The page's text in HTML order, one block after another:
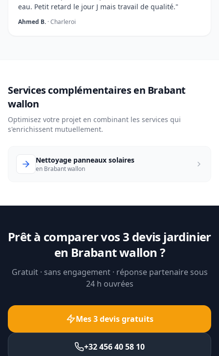
eau. Petit retard le jour J mais travail de qualité."
Ahmed B. · Charleroi
Services complémentaires en Brabant
wallon
Optimisez votre projet en combinant les services qui
s'enrichissent mutuellement.
Nettoyage panneaux solaires
en Brabant wallon
Prêt à comparer vos 3 devis jardinier
en Brabant wallon ?
Gratuit · sans engagement · réponse partenaire sous
24 h ouvrées
Mes 3 devis gratuits
+32 456 40 58 10